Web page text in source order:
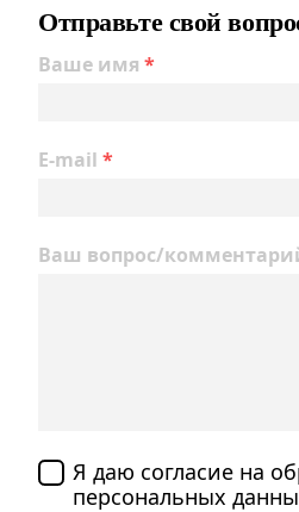
Отправьте свой
Ваше имя *
E-mail *
Ваш вопрос/
Я даю согласие на
персональных